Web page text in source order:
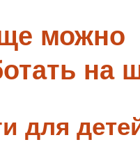
можно
на
для